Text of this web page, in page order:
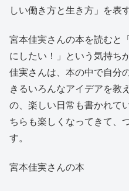
しい働き方と生き方」を表
宮本佳実さんの本を読むと
にしたい！」という気持ち
佳実さんは、本の中で自分
きるいろんなアイデアを教
の、楽しい日常も書かれて
ちらも楽しくなってきて、
す。
宮本佳実さんの本